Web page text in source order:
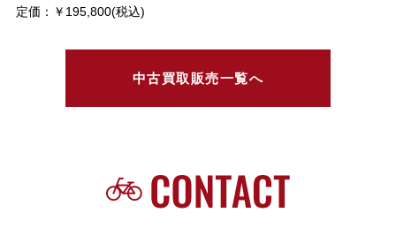
定価：￥195,800(税込)
中古買取販売一覧へ